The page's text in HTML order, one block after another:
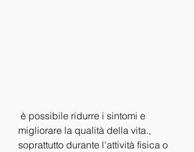
migliorare la qualità della vita.,
soprattutto durante l'attività fisica o